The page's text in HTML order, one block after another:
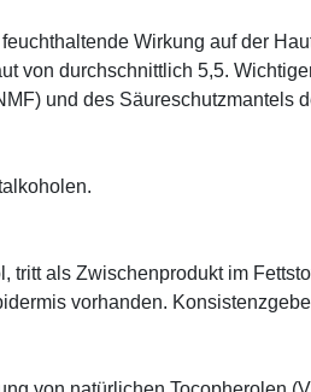
Wirkung auf der
von durchschnittlich 5,5.
und des Säureschutzmantels
tritt als Zwischenprodukt im
vorhanden.